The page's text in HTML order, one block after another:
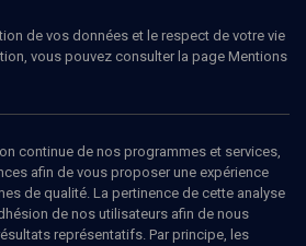
de vos données et le respect de votre vie
vous pouvez consulter la page Mentions
continue de nos programmes et services,
afin de vous proposer une expérience
de qualité. La pertinence de cette analyse
de nos utilisateurs afin de nous
représentatifs. Par principe, les